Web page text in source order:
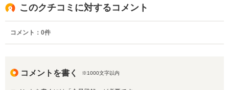
このクチコミに対するコメント
コメント： 0件
コメントを書く ※1000文字以内